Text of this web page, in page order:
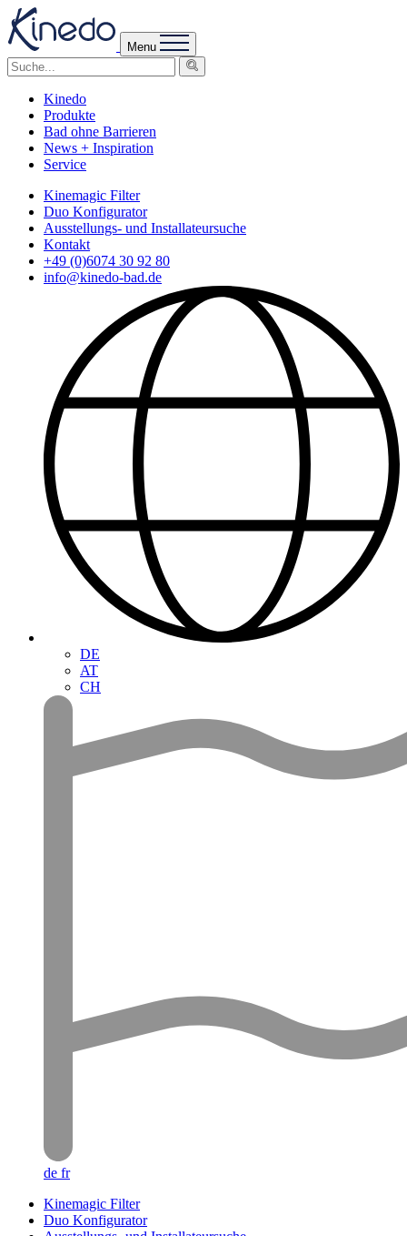
Menu
Kinedo
Produkte
Bad ohne Barrieren
News + Inspiration
Service
Kinemagic Filter
Duo Konfigurator
Ausstellungs- und Installateursuche
Kontakt
+49 (0)6074 30 92 80
info@kinedo-bad.de
DE
AT
CH
de fr
Kinemagic Filter
Duo Konfigurator